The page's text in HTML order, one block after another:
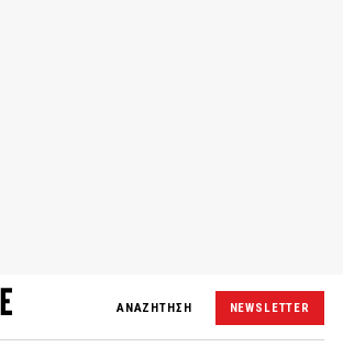
ΑΝΑΖΗΤΗΣΗ NEWSLETTER